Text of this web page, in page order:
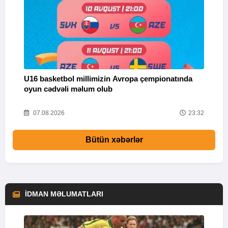
U16 basketbol millimizin Avropa çempionatında
oyun cədvəli məlum olub
07.08.2026 23:32
Bütün xəbərlər
İDMAN MƏLUMATLARI